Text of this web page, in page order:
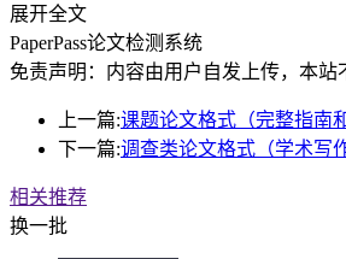
展开全文
PaperPass论文检测系统
免责声明：内容由用户自发上传，本站
上一篇:课题论文格式（完整指南
下一篇:调查类论文格式（学术写
相关推荐
换一批